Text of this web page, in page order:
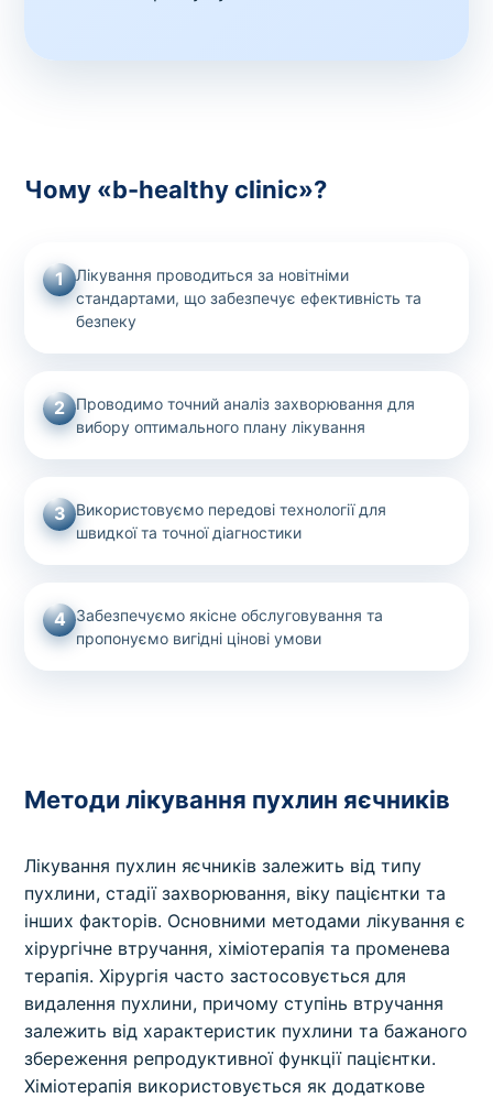
Чому «b-healthy clinic»?
1
Лікування проводиться за новітніми
стандартами, що забезпечує ефективність та
безпеку
2
Проводимо точний аналіз захворювання для
вибору оптимального плану лікування
3 Використовуємо передові технології для
швидкої та точної діагностики
4 Забезпечуємо якісне обслуговування та
пропонуємо вигідні цінові умови
Методи лікування пухлин яєчників
Лікування пухлин яєчників залежить від типу
пухлини, стадії захворювання, віку пацієнтки та
інших факторів. Основними методами лікування є
хірургічне втручання, хіміотерапія та променева
терапія. Хірургія часто застосовується для
видалення пухлини, причому ступінь втручання
залежить від характеристик пухлини та бажаного
збереження репродуктивної функції пацієнтки.
Хіміотерапія використовується як додаткове